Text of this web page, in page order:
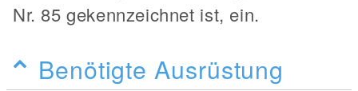
Nr. 85 gekennzeichnet ist, ein.
Benötigte Ausrüstung